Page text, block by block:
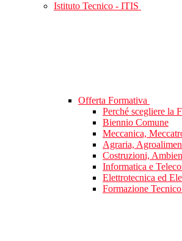
Istituto Tecnico - ITIS
Offerta Formativa
Perché scegliere la
Biennio Comune
Meccanica,
Agraria,
Costruzioni,
Informatica e
Elettrotecnica ed
Formazione